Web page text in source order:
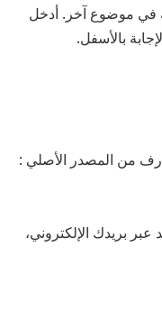
في موضوع آخر. أدخل
بالأسفل.
من المصدر الأصلي :
بريدك الإلكتروني،